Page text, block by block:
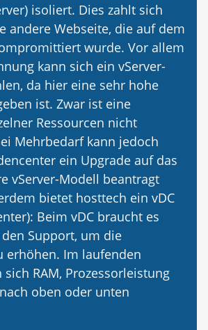
isoliert. Dies zahlt sich
andere Webseite, die auf dem
wurde. Vor allem
kann sich ein vServer-
da hier eine sehr hohe
ist. Zwar ist eine
Ressourcen nicht
Mehrbedarf kann jedoch
ein Upgrade auf das
vServer-Modell beantragt
bietet hosttech ein vDC
Beim vDC braucht es
Support, um die
erhöhen. Im laufenden
RAM, Prozessorleistung
oben oder unten